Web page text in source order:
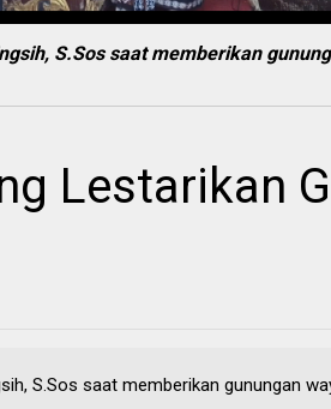
S.Sos saat memberikan
Lestarikan
S.Sos saat memberikan gunungan